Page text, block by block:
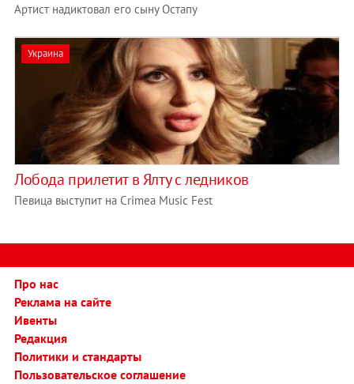
Артист надиктовал его сыну Остапу
Украина
Лобода прилетит в Ялту с ледников
Певица выступит на Crimea Music Fest
Про нас
Реклама на сайте
Ивенты
Редакция
Политики и стандарты
Пользовательское соглашение